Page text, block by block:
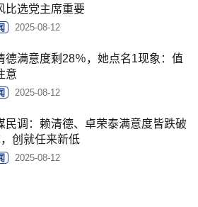
比选党主席重要
2025-08-12
德满意度剩28％，她点名1现象：值
意
2025-08-12
民调：赖清德、卓荣泰满意度皆跌破
创就任来新低
2025-08-12